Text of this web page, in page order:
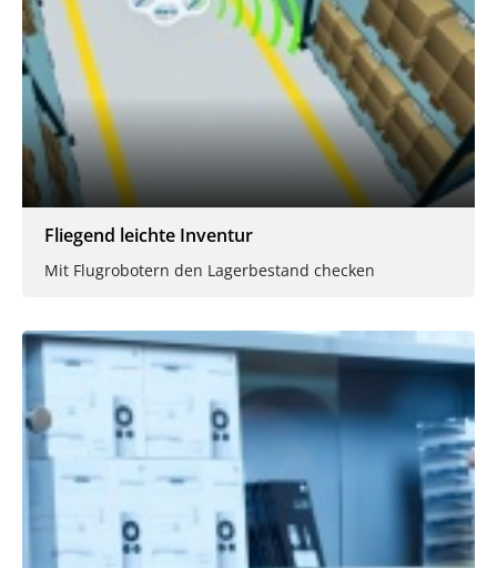
Fliegend leichte Inventur
Mit Flugrobotern den Lagerbestand checken